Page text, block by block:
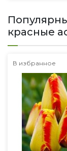
красные
В избранное